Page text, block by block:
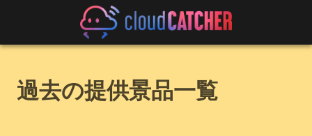
過去の提供景品一覧